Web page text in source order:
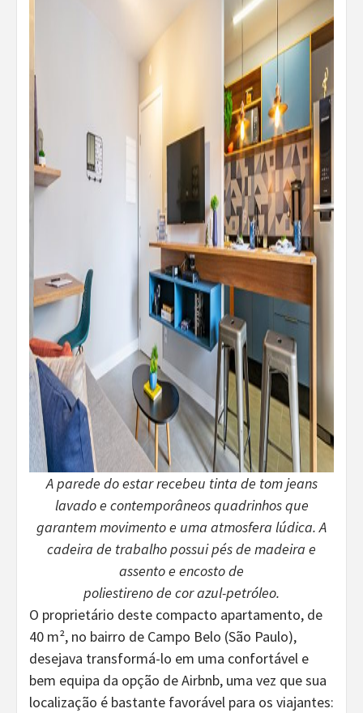
A parede do estar recebeu tinta de tom jeans
lavado e contemporâneos quadrinhos que
garantem movimento e uma atmosfera lúdica. A
cadeira de trabalho possui pés de madeira e
assento e encosto de
poliestireno de cor azul-petróleo.
O proprietário deste compacto apartamento, de
40 m², no bairro de Campo Belo (São Paulo),
desejava transformá-lo em uma confortável e
bem equipa da opção de Airbnb, uma vez que sua
localização é bastante favorável para os viajantes: